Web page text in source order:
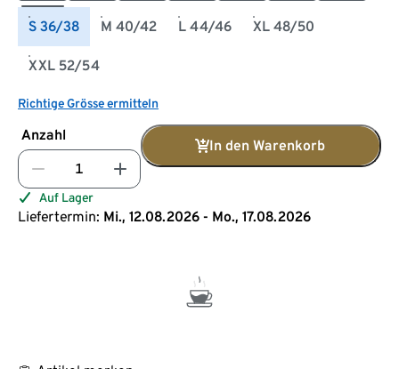
S 36/38 M 40/42 L 44/46 XL 48/50
XXL 52/54
Richtige Grösse ermitteln
Anzahl
In den Warenkorb
Auf Lager
Liefertermin: Mi., 12.08.2026 - Mo., 17.08.2026